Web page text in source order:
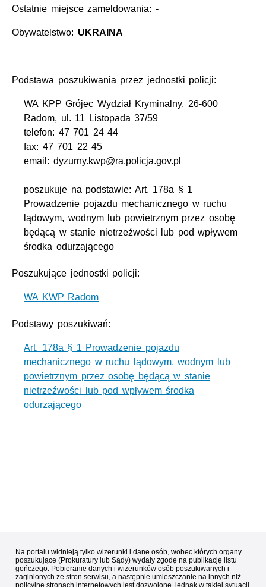
Ostatnie miejsce zameldowania: -
Obywatelstwo: UKRAINA
Podstawa poszukiwania przez jednostki policji:
WA KPP Grójec Wydział Kryminalny, 26-600
Radom, ul. 11 Listopada 37/59
telefon: 47 701 24 44
fax: 47 701 22 45
email: dyzurny.kwp@ra.policja.gov.pl
poszukuje na podstawie: Art. 178a § 1
Prowadzenie pojazdu mechanicznego w ruchu
lądowym, wodnym lub powietrznym przez osobę
będącą w stanie nietrzeźwości lub pod wpływem
środka odurzającego
Poszukujące jednostki policji:
WA KWP Radom
Podstawy poszukiwań:
Art. 178a § 1 Prowadzenie pojazdu
mechanicznego w ruchu lądowym, wodnym lub
powietrznym przez osobę będącą w stanie
nietrzeźwości lub pod wpływem środka
odurzającego
Na portalu widnieją tylko wizerunki i dane osób, wobec których organy
poszukujące (Prokuratury lub Sądy) wydały zgodę na publikację listu
gończego. Pobieranie danych i wizerunków osób poszukiwanych i
zaginionych ze stron serwisu, a następnie umieszczanie na innych niż
policyjne stronach internetowych jest dozwolone, jednak w takiej sytuacji